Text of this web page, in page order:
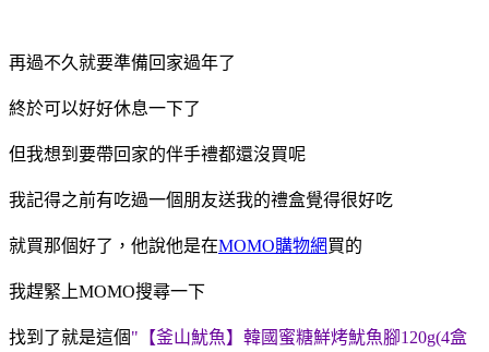
再過不久就要準備回家過年了
終於可以好好休息一下了
但我想到要帶回家的伴手禮都還沒買呢
我記得之前有吃過一個朋友送我的禮盒覺得很好吃
就買那個好了，他說他是在MOMO購物網買的
我趕緊上MOMO搜尋一下
找到了就是這個"【釜山魷魚】韓國蜜糖鮮烤魷魚腳120g(4盒